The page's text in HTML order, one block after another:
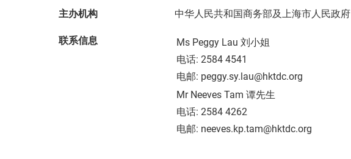
主办机构 中华人民共和国商务部及上海市人民政府
联系信息
Ms Peggy Lau 刘小姐
电话: 2584 4541
电邮: peggy.sy.lau@hktdc.org
Mr Neeves Tam 谭先生
电话: 2584 4262
电邮: neeves.kp.tam@hktdc.org